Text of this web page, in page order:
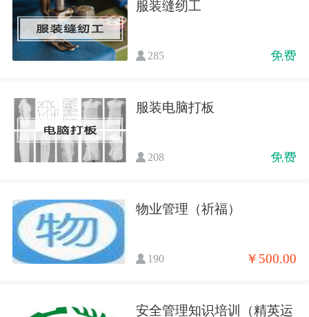
服装缝纫工
285 免费
服装电脑打板
208 免费
物业管理（祈福）
190 ￥500.00
安全管理知识培训（精英运